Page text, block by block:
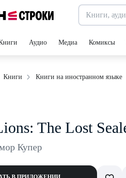
Аудио Медиа Комиксы
Книги Книги на иностранном языке
The Lost
Купер